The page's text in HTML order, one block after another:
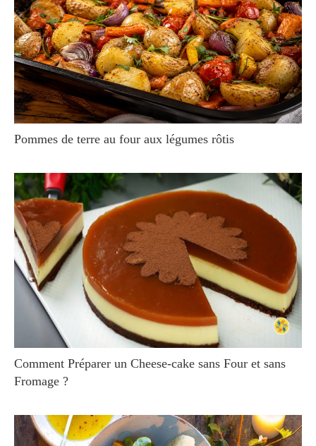
Pommes de terre au four aux légumes rôtis
Comment Préparer un Cheese-cake sans Four et sans
Fromage ?